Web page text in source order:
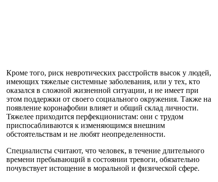
Кроме того, риск невротических расстройств высок у людей,
имеющих тяжелые системные заболевания, или у тех, кто
оказался в сложной жизненной ситуации, и не имеет при
этом поддержки от своего социального окружения. Также на
появление коронафобии влияет и общий склад личности.
Тяжелее приходится перфекционистам: они с трудом
приспосабливаются к изменяющимся внешним
обстоятельствам и не любят неопределенности.
Специалисты считают, что человек, в течение длительного
времени пребывающий в состоянии тревоги, обязательно
почувствует истощение в моральной и физической сфере.